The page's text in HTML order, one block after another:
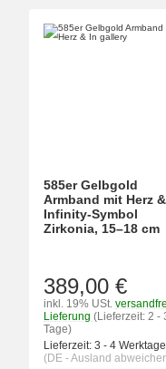
585er Gelbgold
Armband mit Herz &
Infinity-Symbol
Zirkonia, 15–18 cm
389,00 €
inkl. 19% USt.
Lieferung (Lieferzeit: 2 -
Tage)
Lieferzeit: 3 - 4 Werktage
(DE - Ausland